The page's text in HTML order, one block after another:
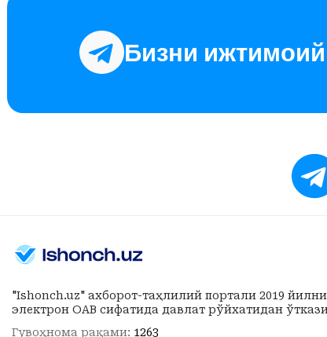
Бизни ижтимоий
"Ishonch.uz" ахборот-таҳлилий портали 2019
электрон ОАВ сифатида давлат рўйхатидан
Гувоҳнома рақами: 1263